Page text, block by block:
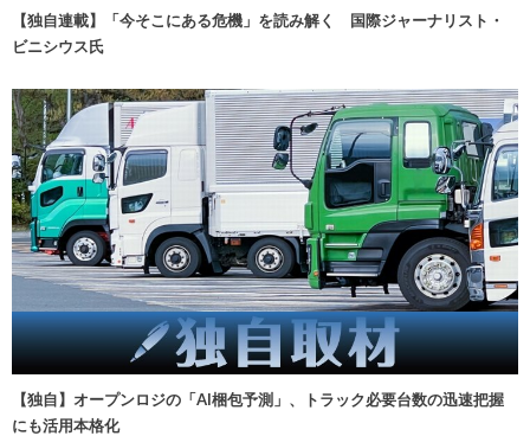
【独自連載】「今そこにある危機」を読み解く 国際ジャーナリスト・
ビニシウス氏
【独自】オープンロジの「AI梱包予測」、トラック必要台数の迅速把握
にも活用本格化